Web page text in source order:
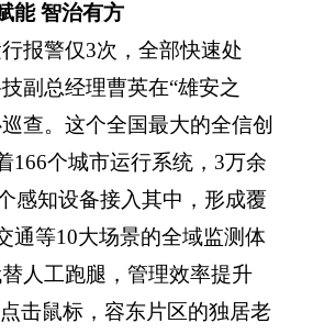
能 智治有方
报警仅3次，全部快速处
副总经理曹英在“雄安之
查。这个全国最大的全信创
166个城市运行系统，3万余
感知设备接入其中，形成覆
通等10大场景的全域监测体
人工跑腿，管理效率提升
击鼠标，容东片区的独居老